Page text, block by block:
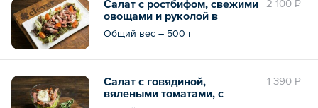
2 100 ₽
Салат с ростбифом, свежими
овощами и руколой в
ореховой заправке
Общий вес – 500 г
1 390 ₽
Салат с говядиной,
вялеными томатами, с
соусом «Вителло» и